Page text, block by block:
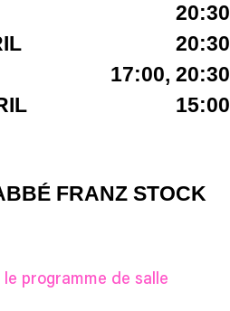
20:30
20:30
17:00, 20:30
15:00
FRANZ STOCK
programme de salle